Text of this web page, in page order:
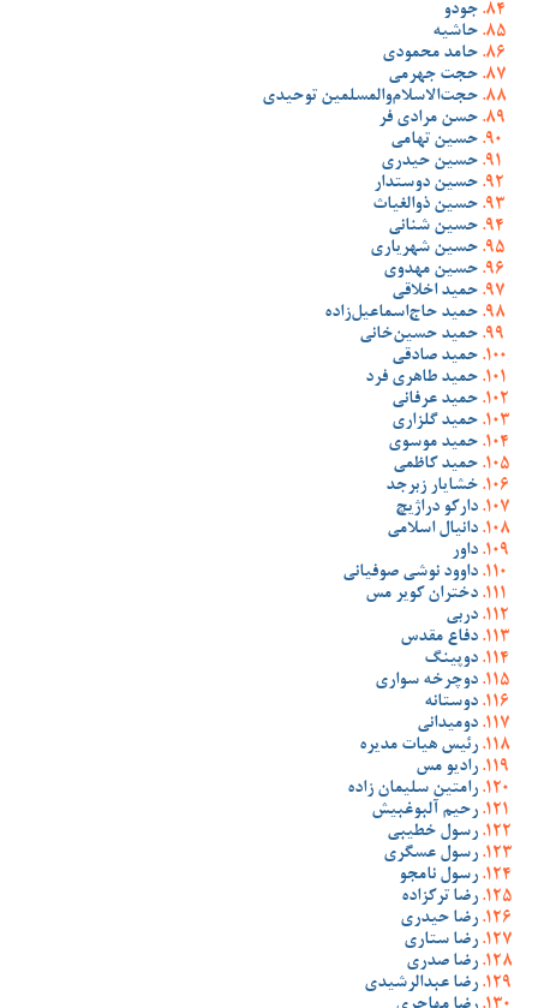
جودو
حاشیه
حامد محمودی
حجت جهرمی
حجت‌الاسلام‌والمسلمین توحیدی
حسن مرادی فر
حسین تهامی
حسین حیدری
حسین دوستدار
حسین ذوالغیاث
حسین شنانی
حسین شهریاری
حسین مهدوی
حمید اخلاقی
حمید حاج‌اسماعیل‌زاده
حمید حسین‌خانی
حمید صادقی
حمید طاهری فرد
حمید عرفانی
حمید گلزاری
حمید موسوی
حمید کاظمی
خشایار زبرجد
دارکو دراژیچ
دانیال اسلامی
داور
داوود نوشی صوفیانی
دختران کویر مس
دربی
دفاع مقدس
دوپینگ
دوچرخه سواری
دوستانه
دومیدانی
رئیس هیات مدیره
رادیو مس
رامتین سلیمان زاده
رحیم آلبوغبیش
رسول خطیبی
رسول عسگری
رسول نامجو
رضا ترکزاده
رضا حیدری
رضا ستاری
رضا صدری
رضا عبدالرشیدی